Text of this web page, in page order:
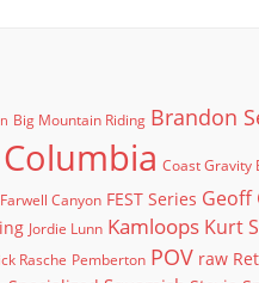
Big Mountain Riding Brandon
Coast Gravity
Farwell Canyon FEST Series Geoff
Jordie Lunn Kamloops Kurt
Rasche Pemberton POV raw